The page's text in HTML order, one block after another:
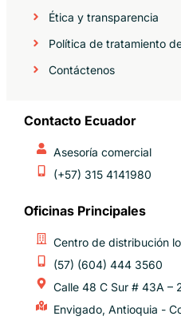
Ética y transparencia
Política de tratamiento
Contáctenos
Contacto Ecuador
Asesoría comercial
(+57) 315 4141980
Oficinas Principales
Centro de distribución
(57) (604) 444 3560
Calle 48 C Sur # 43A –
Envigado, Antioquia -